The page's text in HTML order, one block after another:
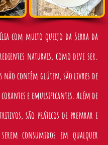
com muito queijo da Serra da
naturais, como deve ser.
não contêm glúten, são livres de
e emulsificantes. Além de
são práticos de preparar e
consumidos em qualquer